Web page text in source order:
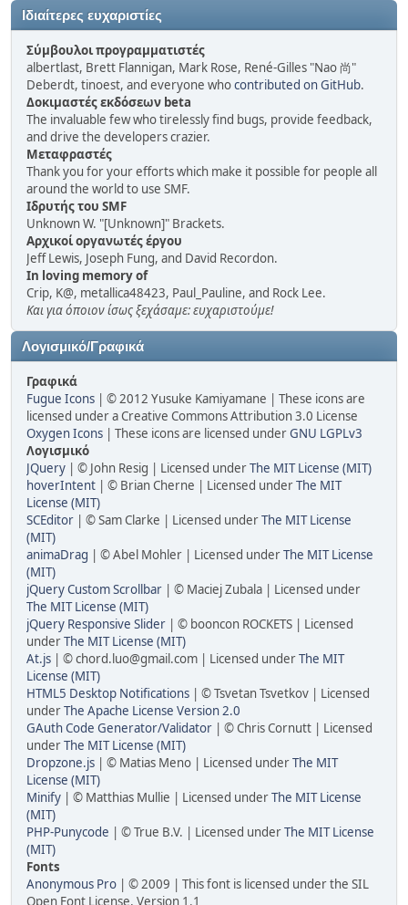
Ιδιαίτερες ευχαριστίες
Σύμβουλοι προγραμματιστές
albertlast, Brett Flannigan, Mark Rose, René-Gilles "Nao 尚"
Deberdt, tinoest, and everyone whocontributed on GitHub.
Δοκιμαστές εκδόσεων beta
The invaluable few who tirelessly find bugs, provide feedback,
and drive the developers crazier.
Μεταφραστές
Thank you for your efforts which make it possible for people all
around the world to use SMF.
Ιδρυτής του SMF
Unknown W. "[Unknown]" Brackets.
Αρχικοί οργανωτές έργου
Jeff Lewis, Joseph Fung, and David Recordon.
In loving memory of
Crip, K@, metallica48423, Paul_Pauline, and Rock Lee.
Και για όποιον ίσως ξεχάσαμε: ευχαριστούμε!
Λογισμικό/Γραφικά
Γραφικά
Fugue Icons | © 2012 Yusuke Kamiyamane | These icons are
licensed under a Creative Commons Attribution 3.0 License
Oxygen Icons | These icons are licensed underGNU LGPLv3
Λογισμικό
JQuery | © John Resig | Licensed underThe MIT License (MIT)
hoverIntent | © Brian Cherne | Licensed underThe MIT
License (MIT)
SCEditor | © Sam Clarke | Licensed underThe MIT License
(MIT)
animaDrag | © Abel Mohler | Licensed underThe MIT License
(MIT)
jQuery Custom Scrollbar | © Maciej Zubala | Licensed under
The MIT License (MIT)
jQuery Responsive Slider | © booncon ROCKETS | Licensed
underThe MIT License (MIT)
At.js | © chord.luo@gmail.com | Licensed underThe MIT
License (MIT)
HTML5 Desktop Notifications | © Tsvetan Tsvetkov | Licensed
underThe Apache License Version 2.0
GAuth Code Generator/Validator | © Chris Cornutt | Licensed
underThe MIT License (MIT)
Dropzone.js | © Matias Meno | Licensed underThe MIT
License (MIT)
Minify | © Matthias Mullie | Licensed underThe MIT License
(MIT)
PHP-Punycode | © True B.V. | Licensed underThe MIT License
(MIT)
Fonts
Anonymous Pro | © 2009 | This font is licensed under the SIL
Open Font License, Version 1.1